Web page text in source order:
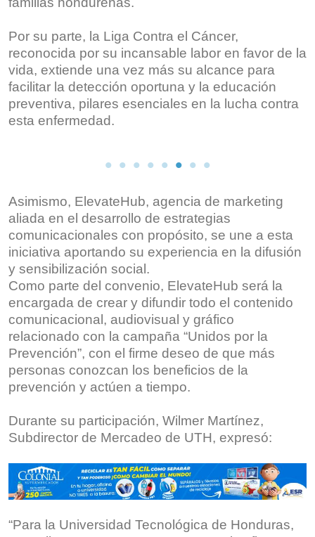
Por su parte, la Liga Contra el Cáncer,
reconocida por su incansable labor en favor de la
vida, extiende una vez más su alcance para
facilitar la detección oportuna y la educación
preventiva, pilares esenciales en la lucha contra
esta enfermedad.
Asimismo, ElevateHub, agencia de marketing
aliada en el desarrollo de estrategias
comunicacionales con propósito, se une a esta
iniciativa aportando su experiencia en la difusión
y sensibilización social.
Como parte del convenio, ElevateHub será la
encargada de crear y difundir todo el contenido
comunicacional, audiovisual y gráfico
relacionado con la campaña “Unidos por la
Prevención”, con el firme deseo de que más
personas conozcan los beneficios de la
prevención y actúen a tiempo.
Durante su participación, Wilmer Martínez,
Subdirector de Mercadeo de UTH, expresó:
“Para la Universidad Tecnológica de Honduras,